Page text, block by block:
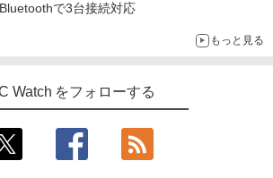
で3台接続対応
もっと見る
Watch をフォローする